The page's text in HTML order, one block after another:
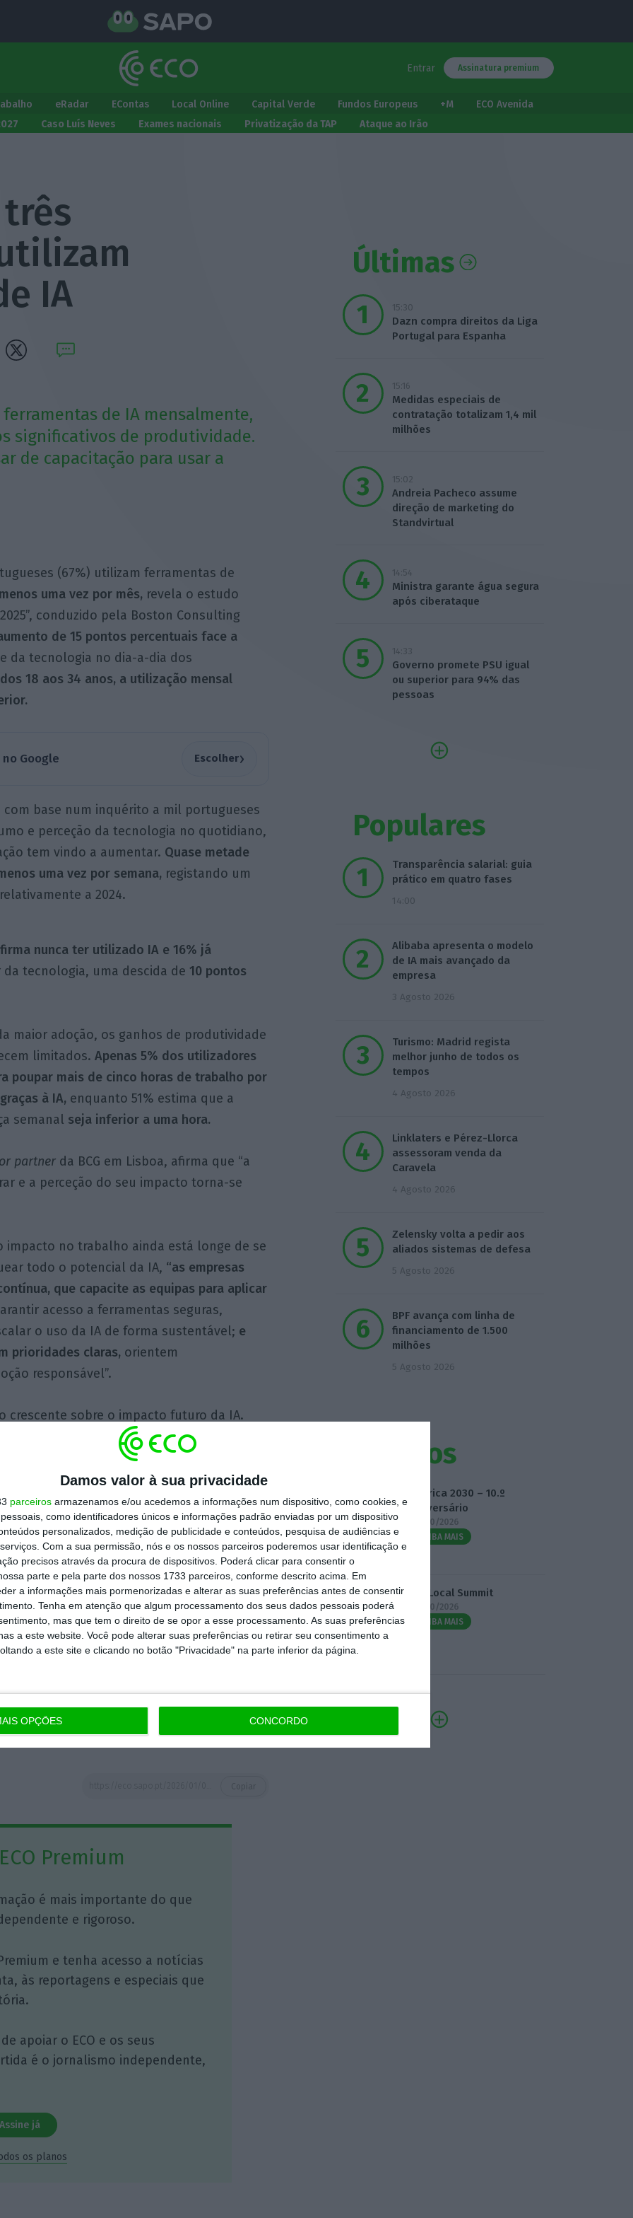
Damos valor à sua privacidade
parceiros armazenamos e/ou acedemos a informações num dispositivo, como cookies, e
como identificadores únicos e informações padrão enviadas por um dispositivo
personalizados, medição de publicidade e conteúdos, pesquisa de audiências e
Com a sua permissão, nós e os nossos parceiros poderemos usar identificação e
precisos através da procura de dispositivos. Poderá clicar para consentir o
parte e pela parte dos nossos 1733 parceiros, conforme descrito acima. Em
a informações mais pormenorizadas e alterar as suas preferências antes de consentir
Tenha em atenção que algum processamento dos seus dados pessoais poderá
mas que tem o direito de se opor a esse processamento. As suas preferências
a este website. Você pode alterar suas preferências ou retirar seu consentimento a
a este site e clicando no botão "Privacidade" na parte inferior da página.
OPÇÕES CONCORDO
Entrar Assinatura premium
eRadar EContas Local Online Capital Verde Fundos Europeus +M
ECO Avenida
Caso Luís Neves Exames nacionais Privatização da TAP Ataque ao Irão
IA
de IA mensalmente,
significativos de produtividade.
de capacitação para usar a
(67%) utilizam ferramentas de
uma vez por mês, revela o estudo
conduzido pela Boston Consulting
de 15 pontos percentuais face a
da tecnologia no dia-a-dia dos
dos 18 aos 34 anos, a utilização mensal
Google Escolher›
com base num inquérito a mil portugueses
e perceção da tecnologia no quotidiano,
tem vindo a aumentar. Quase metade
uma vez por semana, registando um
a 2024.
nunca ter utilizado IA e 16% já
tecnologia, uma descida de 10 pontos
maior adoção, os ganhos de produtividade
limitados. Apenas 5% dos utilizadores
poupar mais de cinco horas de trabalho por
à IA, enquanto 51% estima que a
semanal seja inferior a uma hora.
partnerda BCG em Lisboa, afirma que “a
e a perceção do seu impacto torna-se
impacto no trabalho ainda está longe de se
todo o potencial da IA, “as empresas
que capacite as equipas para aplicar
acesso a ferramentas seguras,
o uso da IA de forma sustentável; e
prioridades claras, orientem
responsável”.
crescente sobre o impacto futuro da IA.
que esta tecnologia terá um efeito
do que duplicando a percentagem registada
um impacto moderado, 13%
terá qualquer influência.Cerca de 12% não
antecipar o seu efeito.
revela interesse ou entusiasmo,
e 9% mantém uma posição
41% acredita que os seus empregos não
48% espera umaredução da carga
um desafio.Cerca de 61% dos
para integrar a IA no trabalho,
formação específica.
Premium
é mais importante do que
e rigoroso.
e tenha acesso a notícias
às reportagens e especiais que
apoiar o ECO e os seus
é o jornalismo independente,
Assine já
os planos
Últimas
15:30
Dazn compra direitos da Liga
Portugal para Espanha
15:16
Medidas especiais de
contratação totalizam 1,4 mil
milhões
15:02
Andreia Pacheco assume
direção de marketing do
Standvirtual
14:54
Ministra garante água segura
após ciberataque
14:33
Governo promete PSU igual
ou superior para 94% das
pessoas
Populares
Transparência salarial: guia
prático em quatro fases
14:00
Alibaba apresenta o modelo
de IA mais avançado da
empresa
3 Agosto 2026
Turismo: Madrid regista
melhor junho de todos os
tempos
4 Agosto 2026
Linklaters e Pérez-Llorca
assessoram venda da
Caravela
4 Agosto 2026
Zelensky volta a pedir aos
aliados sistemas de defesa
5 Agosto 2026
BPF avança com linha de
financiamento de 1.500
milhões
5 Agosto 2026
Eventos
Fábrica 2030 – 10.º
Aniversário
14/10/2026
SAIBA MAIS
3.º Local Summit
07/10/2026
SAIBA MAIS